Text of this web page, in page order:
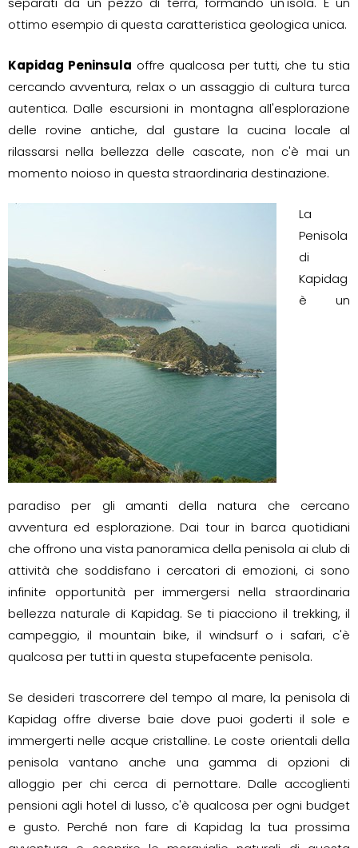
ottimo esempio di questa caratteristica geologica unica.
Kapidag Peninsula offre qualcosa per tutti, che tu stia
cercando avventura, relax o un assaggio di cultura turca
autentica. Dalle escursioni in montagna all'esplorazione
delle rovine antiche, dal gustare la cucina locale al
rilassarsi nella bellezza delle cascate, non c'è mai un
momento noioso in questa straordinaria destinazione.
La
Penisola
di
Kapidag
è un
paradiso per gli amanti della natura che cercano
avventura ed esplorazione. Dai tour in barca quotidiani
che offrono una vista panoramica della penisola ai club di
attività che soddisfano i cercatori di emozioni, ci sono
infinite opportunità per immergersi nella straordinaria
bellezza naturale di Kapidag. Se ti piacciono il trekking, il
campeggio, il mountain bike, il windsurf o i safari, c'è
qualcosa per tutti in questa stupefacente penisola.
Se desideri trascorrere del tempo al mare, la penisola di
Kapidag offre diverse baie dove puoi goderti il sole e
immergerti nelle acque cristalline. Le coste orientali della
penisola vantano anche una gamma di opzioni di
alloggio per chi cerca di pernottare. Dalle accoglienti
pensioni agli hotel di lusso, c'è qualcosa per ogni budget
e gusto. Perché non fare di Kapidag la tua prossima